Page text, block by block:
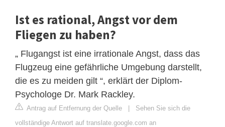
Ist es rational, Angst vor dem
Fliegen zu haben?
„ Flugangst ist eine irrationale Angst, dass das
Flugzeug eine gefährliche Umgebung darstellt,
die es zu meiden gilt “, erklärt der Diplom-
Psychologe Dr. Mark Rackley.
Antrag auf Entfernung der Quelle | Sehen Sie sich die
vollständige Antwort auf translate.google.com an